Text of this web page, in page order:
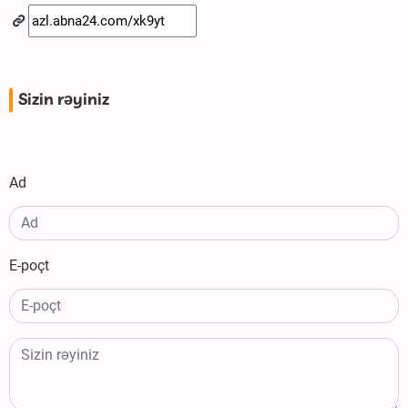
Sizin rəyiniz
Ad
E-poçt